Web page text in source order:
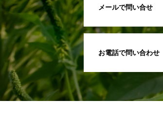
メールで問い合せ
お電話で問い合わせ